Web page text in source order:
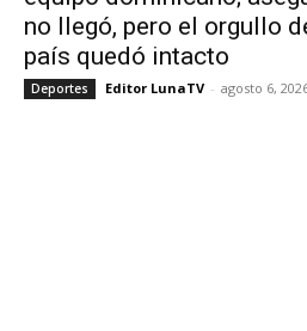
no llegó, pero el orgullo
país quedó intacto
Deportes Editor LunaTV - agosto 6,